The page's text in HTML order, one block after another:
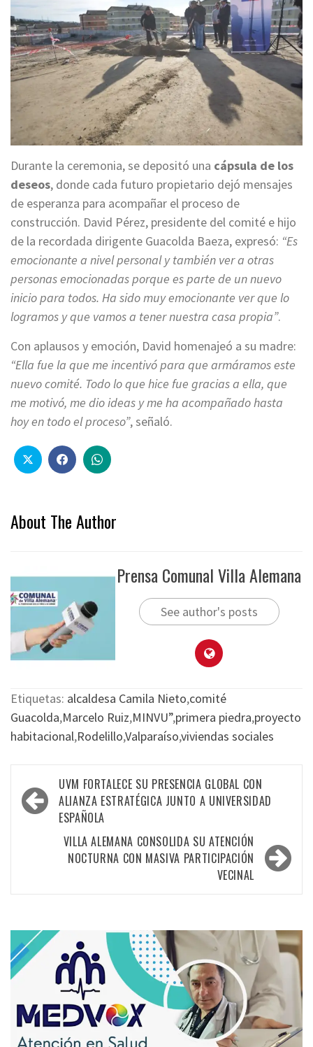
Durante la ceremonia, se depositó una cápsula de los
deseos, donde cada futuro propietario dejó mensajes
de esperanza para acompañar el proceso de
construcción. David Pérez, presidente del comité e hijo
de la recordada dirigente Guacolda Baeza, expresó: “Es
emocionante a nivel personal y también ver a otras
personas emocionadas porque es parte de un nuevo
inicio para todos. Ha sido muy emocionante ver que lo
logramos y que vamos a tener nuestra casa propia”.
Con aplausos y emoción, David homenajeó a su madre:
“Ella fue la que me incentivó para que armáramos este
nuevo comité. Todo lo que hice fue gracias a ella, que
me motivó, me dio ideas y me ha acompañado hasta
hoy en todo el proceso”, señaló.
About The Author
Prensa Comunal Villa Alemana
See author's posts
Etiquetas: alcaldesa Camila Nieto,comité
Guacolda,Marcelo Ruiz,MINVU”,primera piedra,proyecto
habitacional,Rodelillo,Valparaíso,viviendas sociales
UVM FORTALECE SU PRESENCIA GLOBAL CON
ALIANZA ESTRATÉGICA JUNTO A UNIVERSIDAD
ESPAÑOLA
VILLA ALEMANA CONSOLIDA SU ATENCIÓN
NOCTURNA CON MASIVA PARTICIPACIÓN
VECINAL